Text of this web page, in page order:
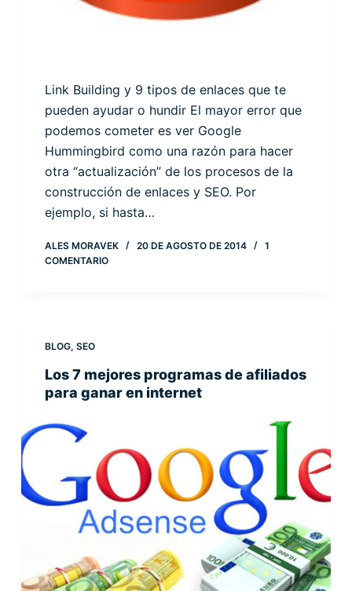
Link Building y 9 tipos de enlaces que te
pueden ayudar o hundir El mayor error que
podemos cometer es ver Google
Hummingbird como una razón para hacer
otra “actualización” de los procesos de la
construcción de enlaces y SEO. Por
ejemplo, si hasta…
ALES MORAVEK 20 DE AGOSTO DE 2014
1
COMENTARIO
BLOG, SEO
Los 7 mejores programas de afiliados
para ganar en internet